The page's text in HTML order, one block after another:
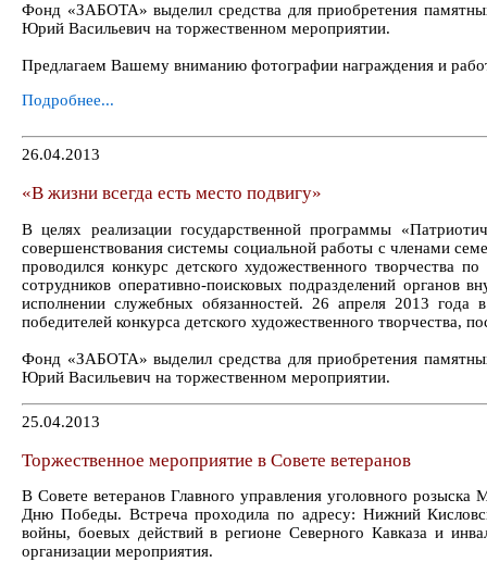
Фонд «ЗАБОТА» выделил средства для приобретения
Юрий Васильевич на торжественном мероприятии.
Предлагаем Вашему вниманию фотографии награждения и
Подробнее...
26.04.2013
«В жизни всегда есть место подвигу»
В целях реализации государственной программы
совершенствования системы социальной работы с членами
проводился конкурс детского художественного творчества
сотрудников оперативно-поисковых подразделений органов
исполнении служебных обязанностей. 26 апреля 2013
победителей конкурса детского художественного творчества,
Фонд «ЗАБОТА» выделил средства для приобретения
Юрий Васильевич на торжественном мероприятии.
25.04.2013
Торжественное мероприятие в Совете ветеранов
В Совете ветеранов Главного управления уголовного
Дню Победы. Встреча проходила по адресу: Нижний
войны, боевых действий в регионе Северного Кавказа и
организации мероприятия.